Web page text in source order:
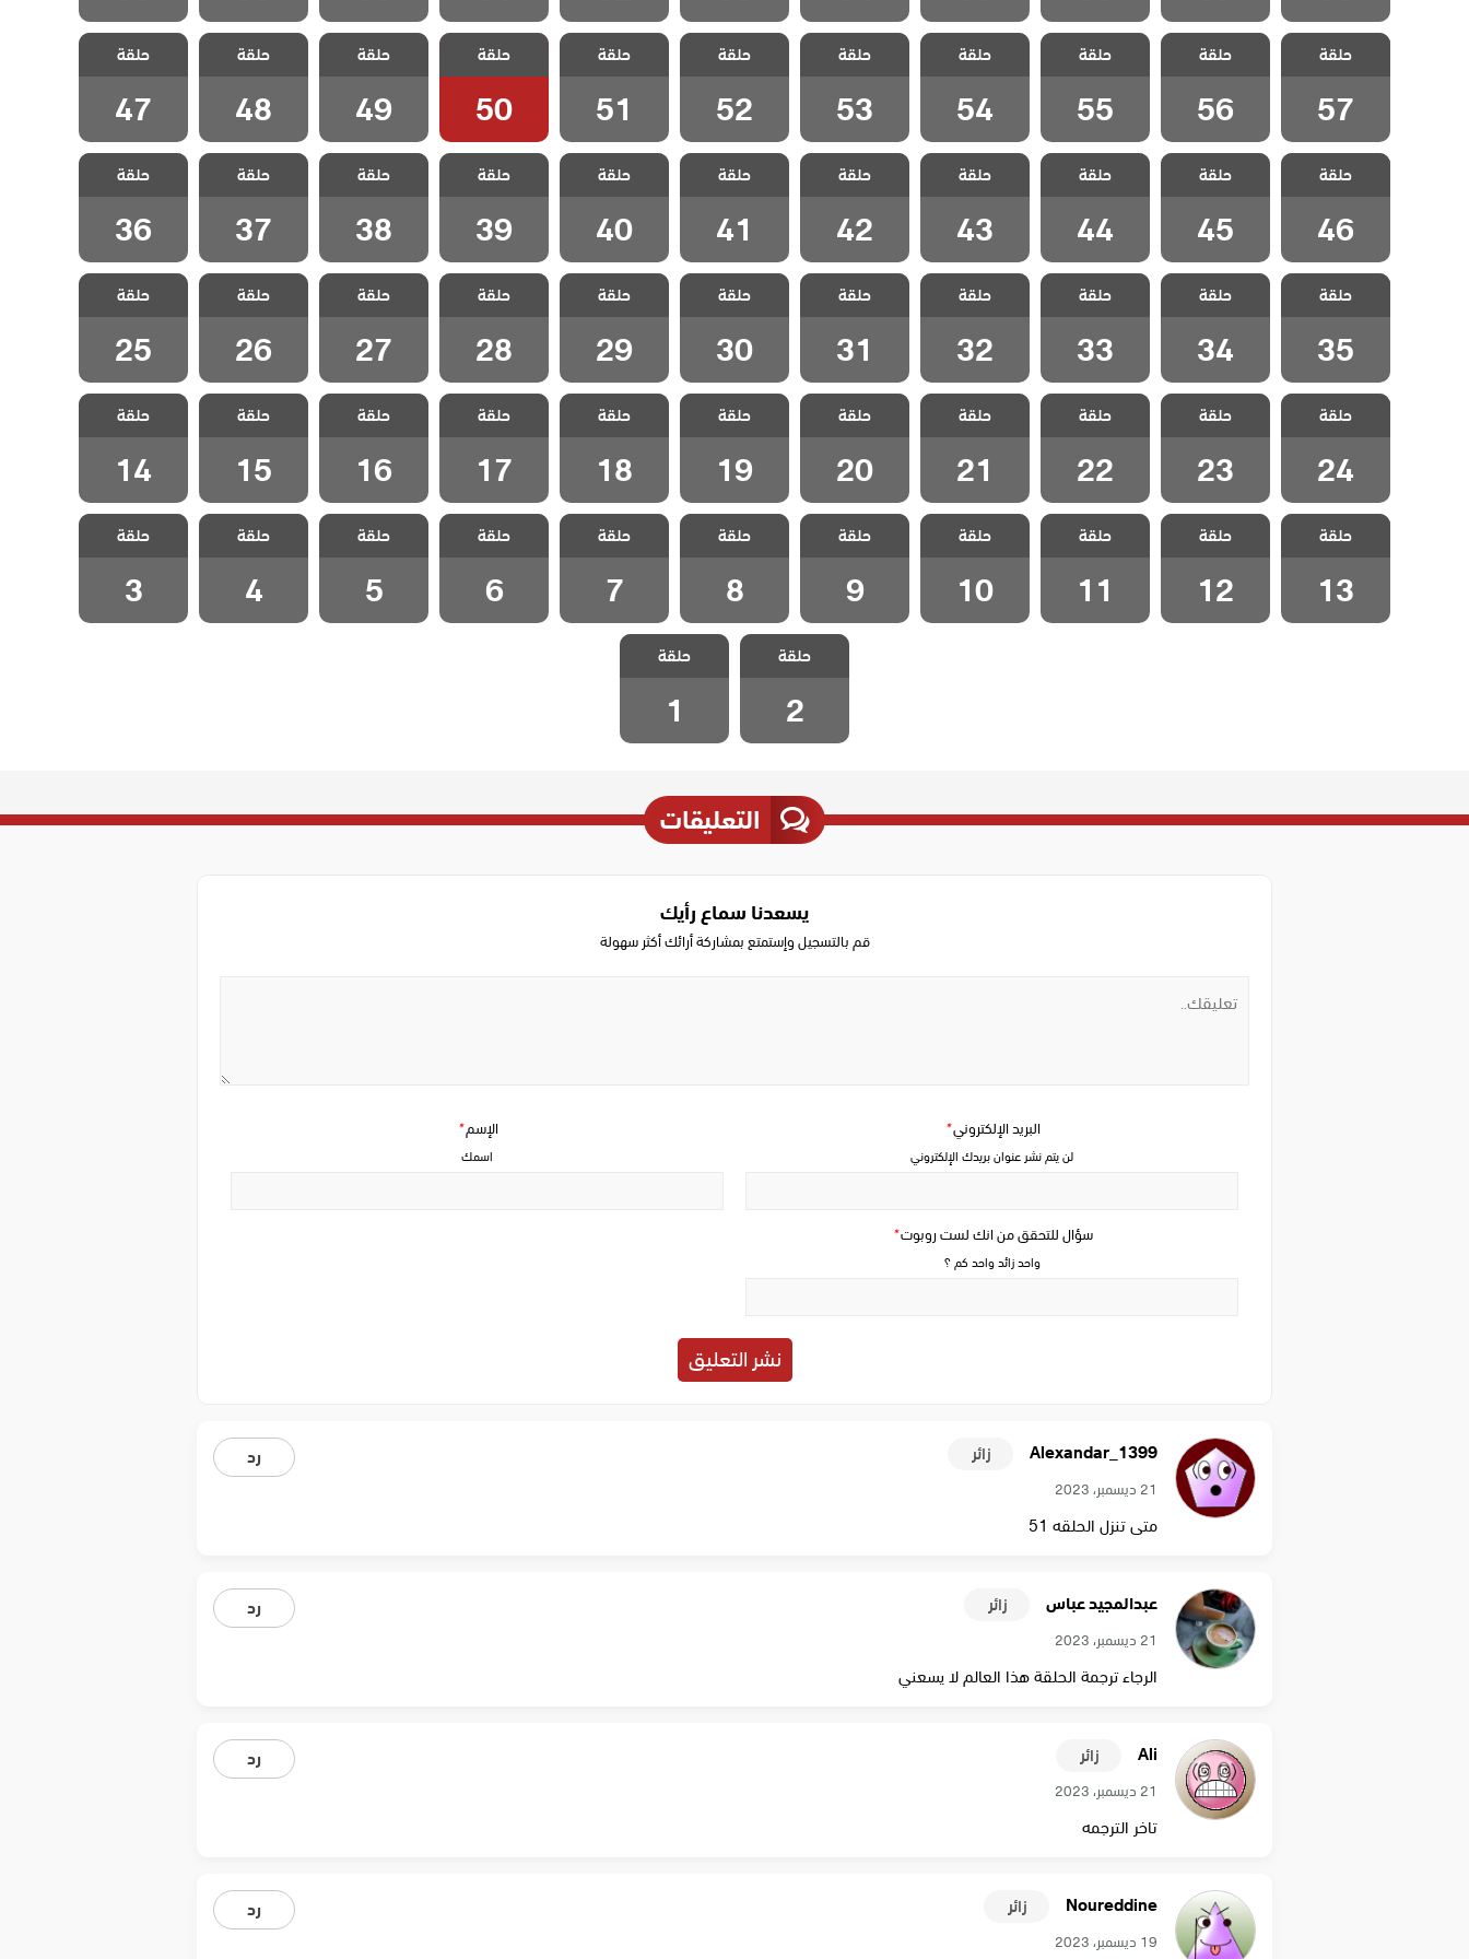
مسلسل هذا
العالم لا يسعني
الحلقة 57
حلقة
57
مسلسل هذا
العالم لا يسعني
الحلقة 56
حلقة
56
مسلسل هذا
العالم لا يسعني
الحلقة 55
حلقة
55
مسلسل هذا
العالم لا يسعني
الحلقة 54
حلقة
54
مسلسل هذا
العالم لا يسعني
الحلقة 53
حلقة
53
مسلسل هذا
العالم لا يسعني
الحلقة 52
حلقة
52
مسلسل هذا
العالم لا يسعني
الحلقة 51
حلقة
51
مسلسل هذا
العالم لا يسعني
الحلقة 50
حلقة
50
مسلسل هذا
العالم لا يسعني
الحلقة 49
حلقة
49
مسلسل هذا
العالم لا يسعني
الحلقة 48
حلقة
48
مسلسل هذا
العالم لا يسعني
الحلقة 47
حلقة
47
مسلسل هذا
العالم لا يسعني
الحلقة 46
حلقة
46
مسلسل هذا
العالم لا يسعني
الحلقة 45
حلقة
45
مسلسل هذا
العالم لا يسعني
الحلقة 44
حلقة
44
مسلسل هذا
العالم لا يسعني
الحلقة 43
حلقة
43
مسلسل هذا
العالم لا يسعني
الحلقة 42
حلقة
42
مسلسل هذا
العالم لا يسعني
الحلقة 41
حلقة
41
مسلسل هذا
العالم لا يسعني
الحلقة 40
حلقة
40
مسلسل هذا
العالم لا يسعني
الحلقة 39
حلقة
39
مسلسل هذا
العالم لا يسعني
الحلقة 38
حلقة
38
مسلسل هذا
العالم لا يسعني
الحلقة 37
حلقة
37
مسلسل هذا
العالم لا يسعني
الحلقة 36
حلقة
36
مسلسل هذا
العالم لا يسعني
الحلقة 35
حلقة
35
مسلسل هذا
العالم لا يسعني
الحلقة 34
حلقة
34
مسلسل هذا
العالم لا يسعني
الحلقة 33
حلقة
33
مسلسل هذا
العالم لا يسعني
الحلقة 32
حلقة
32
مسلسل هذا
العالم لا يسعني
الحلقة 31
حلقة
31
مسلسل هذا
العالم لا يسعني
الحلقة 30
حلقة
30
مسلسل هذا
العالم لا يسعني
الحلقة 29
حلقة
29
مسلسل هذا
العالم لا يسعني
الحلقة 28
حلقة
28
مسلسل هذا
العالم لا يسعني
الحلقة 27
حلقة
27
مسلسل هذا
العالم لا يسعني
الحلقة 26
حلقة
26
مسلسل هذا
العالم لا يسعني
الحلقة 25
حلقة
25
مسلسل هذا
العالم لا يسعني
الحلقة 24
حلقة
24
مسلسل هذا
العالم لا يسعني
الحلقة 23
حلقة
23
مسلسل هذا
العالم لا يسعني
الحلقة 22
حلقة
22
مسلسل هذا
العالم لا يسعني
الحلقة 21
حلقة
21
مسلسل هذا
العالم لا يسعني
الحلقة 20
حلقة
20
مسلسل هذا
العالم لا يسعني
الحلقة 19
حلقة
19
مسلسل هذا
العالم لا يسعني
الحلقة 18
حلقة
18
مسلسل هذا
العالم لا يسعني
الحلقة 17
حلقة
17
مسلسل هذا
العالم لا يسعني
الحلقة 16
حلقة
16
مسلسل هذا
العالم لا يسعني
الحلقة 15
حلقة
15
مسلسل هذا
العالم لا يسعني
الحلقة 14
حلقة
14
مسلسل هذا
العالم لا يسعني
الحلقة 13
حلقة
13
مسلسل هذا
العالم لا يسعني
الحلقة 12
حلقة
12
مسلسل هذا
العالم لا يسعني
الحلقة 11
حلقة
11
مسلسل هذا
العالم لا يسعني
الحلقة 10
حلقة
10
مسلسل هذا
العالم لا يسعني
الحلقة 9
حلقة
9
مسلسل هذا
العالم لا يسعني
الحلقة 8
حلقة
8
مسلسل هذا
العالم لا يسعني
الحلقة 7
حلقة
7
مسلسل هذا
العالم لا يسعني
الحلقة 6
حلقة
6
مسلسل هذا
العالم لا يسعني
الحلقة 5
حلقة
5
مسلسل هذا
العالم لا يسعني
الحلقة 4
حلقة
4
مسلسل هذا
العالم لا يسعني
الحلقة 3
حلقة
3
مسلسل هذا
العالم لا يسعني
الحلقة 2
حلقة
2
مسلسل هذا
العالم لا يسعني
الحلقة 1
حلقة
1
التعليقات
يسعدنا سماع رأيك
قم بالتسجيل وإستمتع بمشاركة أرائك أكثر سهولة
سؤال للتحقق من انك لست روبوت*
واحد زائد واحد كم ؟
الإسم*
اسمك
البريد الإلكتروني*
لن يتم نشر عنوان بريدك الإلكتروني
Alexandar_1399 زائر رد
21 ديسمبر، 2023
متى تنزل الحلقه 51
عبدالمجيد عباس زائر رد
21 ديسمبر، 2023
الرجاء ترجمة الحلقة هذا العالم لا يسعني
Ali زائر رد
21 ديسمبر، 2023
تاخر الترجمه
Noureddine زائر رد
19 ديسمبر، 2023